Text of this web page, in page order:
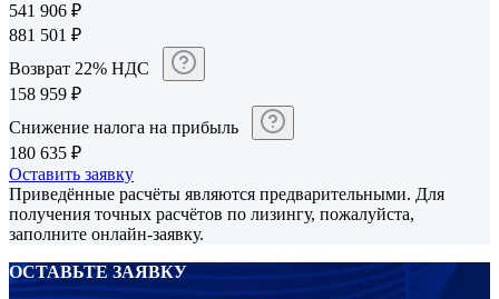
541 906 ₽
881 501 ₽
Возврат 22% НДС
158 959 ₽
Снижение налога на прибыль
180 635 ₽
Оставить заявку
Приведённые расчёты являются предварительными. Для
получения точных расчётов по лизингу, пожалуйста,
заполните онлайн-заявку.
ОСТАВЬТЕ ЗАЯВКУ